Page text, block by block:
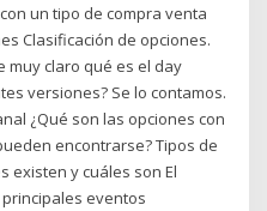
un tipo de compra venta
Clasificación de opciones.
muy claro qué es el day
versiones? Se lo contamos.
¿Qué son las opciones con
encontrarse? Tipos de
existen y cuáles son El
eventos